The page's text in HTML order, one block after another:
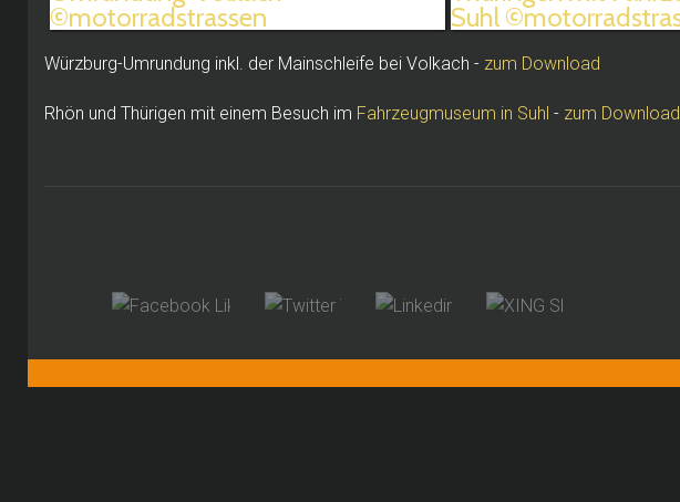
Würzburg-Umrundung inkl. der Mainschleife bei Volkach - zum Download
Rhön und Thürigen mit einem Besuch im Fahrzeugmuseum in Suhl - zum Download